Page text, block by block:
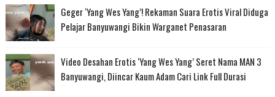
Geger ‘Yang Wes Yang’! Rekaman Suara Erotis Viral Diduga
Pelajar Banyuwangi Bikin Warganet Penasaran
Video Desahan Erotis ‘Yang Wes Yang’ Seret Nama MAN 3
Banyuwangi, Diincar Kaum Adam Cari Link Full Durasi